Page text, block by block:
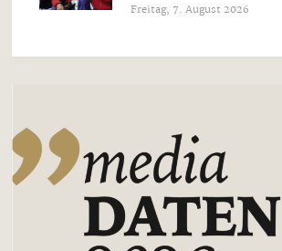
Freitag, 7. August 2026